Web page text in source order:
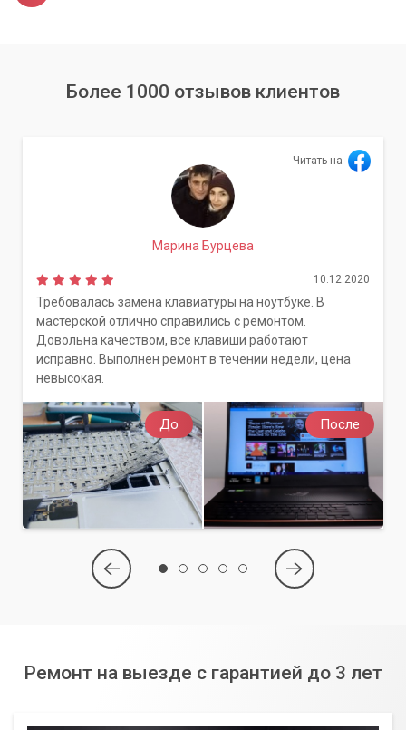
Более 1000 отзывов клиентов
До После
Читать на
Марина Бурцева
10.12.2020
Требовалась замена клавиатуры на ноутбуке. В
мастерской отлично справились с ремонтом.
Довольна качеством, все клавиши работают
исправно. Выполнен ремонт в течении недели, цена
невысокая.
Ремонт на выезде с гарантией до 3 лет